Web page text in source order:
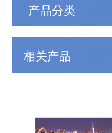
产品分类
相关产品